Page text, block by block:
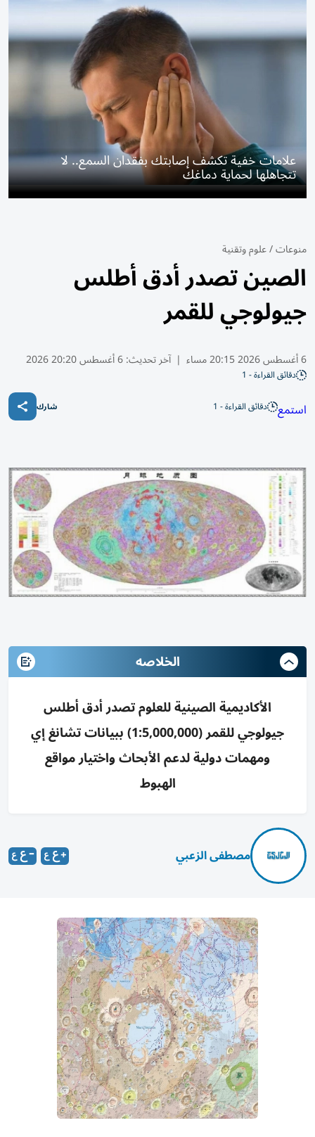
علامات خفية تكشف إصابتك بفقدان السمع.. لا
تتجاهلها لحماية دماغك
منوعات/علوم وتقنية
الصين تصدر أدق أطلس
جيولوجي للقمر
6 أغسطس 2026 20:15 مساء | آخر تحديث:6 أغسطس 20:20 2026
دقائق القراءة - 1
استمع دقائق القراءة - 1 شارك
الخلاصه
الأكاديمية الصينية للعلوم تصدر أدق أطلس
جيولوجي للقمر (1:5,000,000) ببيانات تشانغ إي
ومهمات دولية لدعم الأبحاث واختيار مواقع
الهبوط
مصطفى الزعبي